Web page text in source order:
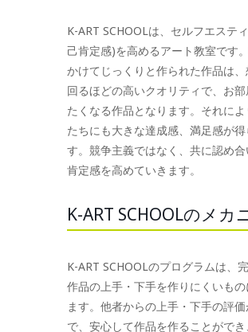
K-ART SCHOOLは、セルフエステ
己肯定感)を高めるアート教室です
かけてじっくりと作られた作品は、
回るほどの高いクオリティで、お部
たくなる作品となります。それによ
たちにも大きな達成感、満足感が得
す。競争主義ではなく、共に認め合
肯定感を高めていきます。
K-ART SCHOOLのメカ
K-ART SCHOOLのプログラムは、
作品の上手・下手を作りにくいも
ます。他者からの上手・下手の評
で、安心して作品を作ることができ